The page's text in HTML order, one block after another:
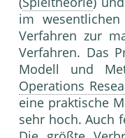
im
Verfahren zur
Verfahren. Das
Modell und
Operations
eine praktische
sehr hoch. Auch